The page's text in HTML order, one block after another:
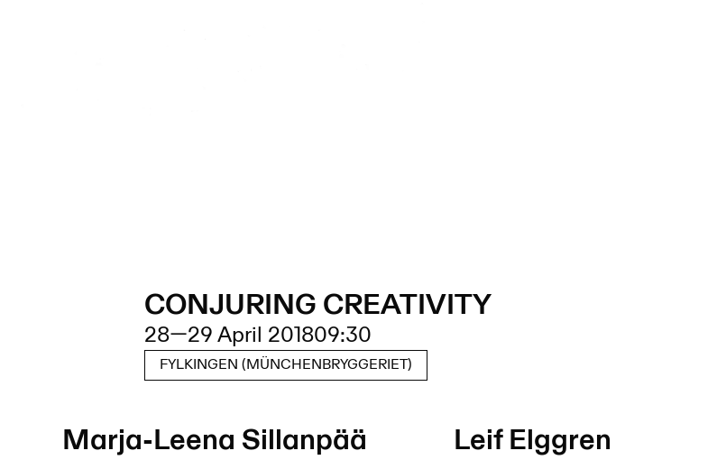
CONJURING CREATIVITY
28—29 April 201809:30
FYLKINGEN (MÜNCHENBRYGGERIET)
Marja-Leena Sillanpää Leif Elggren